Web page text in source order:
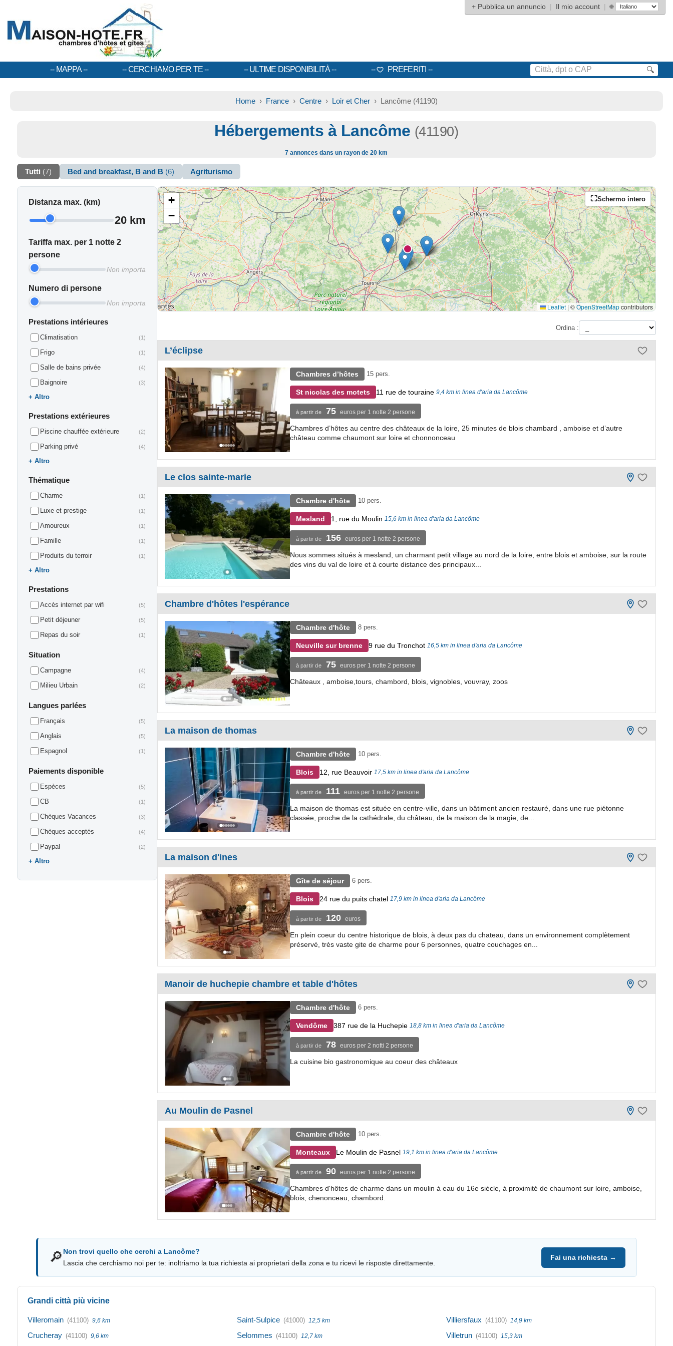
+ Pubblica un annuncio | Il mio account | 🌐
MAPPA CERCHIAMO PER TE ULTIME DISPONIBILITÀ PREFERITI 🔍
Home› France› Centre› Loir et Cher› Lancôme (41190)
Hébergements à Lancôme (41190)
7 annonces dans un rayon de 20 km
Tutti (7) Bed and breakfast, B and B (6) Agriturismo
Distanza max. (km)
20 km
Tariffa max. per 1 notte 2
persone
Non importa
Numero di persone
Non importa
Prestations intérieures
Climatisation (1)
Frigo (1)
Salle de bains privée (4)
Baignoire (3)
Altro
Prestations extérieures
Piscine chauffée extérieure (2)
Parking privé (4)
Altro
Thématique
Charme (1)
Luxe et prestige (1)
Amoureux (1)
Famille (1)
Produits du terroir (1)
Altro
Prestations
Accès internet par wifi (5)
Petit déjeuner (5)
Repas du soir (1)
Situation
Campagne (4)
Milieu Urbain (2)
Langues parlées
Français (5)
Anglais (5)
Espagnol (1)
Paiements disponible
Espèces (5)
CB (1)
Chèques Vacances (3)
Chèques acceptés (4)
Paypal (2)
Altro
Schermo intero
+
−
Leaflet | ©OpenStreetMapcontributors
Ordina :
L’éclipse
Chambres d’hôtes 15 pers.
St nicolas des motets 11 rue de touraine 9,4 km in linea d'aria da Lancôme
à partir de 75 euros per 1 notte 2 persone
Chambres d’hôtes au centre des châteaux de la loire, 25 minutes de blois chambard , amboise et d’autre
château comme chaumont sur loire et chonnonceau
Le clos sainte-marie
Chambre d'hôte 10 pers.
Mesland 1, rue du Moulin 15,6 km in linea d'aria da Lancôme
à partir de 156 euros per 1 notte 2 persone
Nous sommes situés à mesland, un charmant petit village au nord de la loire, entre blois et amboise, sur la route
des vins du val de loire et à courte distance des principaux...
Chambre d'hôtes l'espérance
Chambre d'hôte 8 pers.
Neuville sur brenne 9 rue du Tronchot 16,5 km in linea d'aria da Lancôme
à partir de 75 euros per 1 notte 2 persone
Châteaux , amboise,tours, chambord, blois, vignobles, vouvray, zoos
La maison de thomas
Chambre d'hôte 10 pers.
Blois 12, rue Beauvoir 17,5 km in linea d'aria da Lancôme
à partir de 111 euros per 1 notte 2 persone
La maison de thomas est située en centre-ville, dans un bâtiment ancien restauré, dans une rue piétonne
classée, proche de la cathédrale, du château, de la maison de la magie, de...
La maison d'ines
Gîte de séjour 6 pers.
Blois 24 rue du puits chatel 17,9 km in linea d'aria da Lancôme
à partir de 120 euros
En plein coeur du centre historique de blois, à deux pas du chateau, dans un environnement complètement
préservé, très vaste gite de charme pour 6 personnes, quatre couchages en...
Manoir de huchepie chambre et table d'hôtes
Chambre d'hôte 6 pers.
Vendôme 387 rue de la Huchepie 18,8 km in linea d'aria da Lancôme
à partir de 78 euros per 2 notti 2 persone
La cuisine bio gastronomique au coeur des châteaux
Au Moulin de Pasnel
Chambre d'hôte 10 pers.
Monteaux Le Moulin de Pasnel 19,1 km in linea d'aria da Lancôme
à partir de 90 euros per 1 notte 2 persone
Chambres d'hôtes de charme dans un moulin à eau du 16e siècle, à proximité de chaumont sur loire, amboise,
blois, chenonceau, chambord.
🔎 Non trovi quello che cerchi a Lancôme?
Lascia che cerchiamo noi per te: inoltriamo la tua richiesta ai proprietari della zona e tu ricevi le risposte direttamente.
Fai una richiesta →
Grandi città più vicine
Villeromain (41100) 9,6 km
Crucheray (41100) 9,6 km
Saint-Sulpice (41000) 12,5 km
Selommes (41100) 12,7 km
Villiersfaux (41100) 14,9 km
Villetrun (41100) 15,3 km